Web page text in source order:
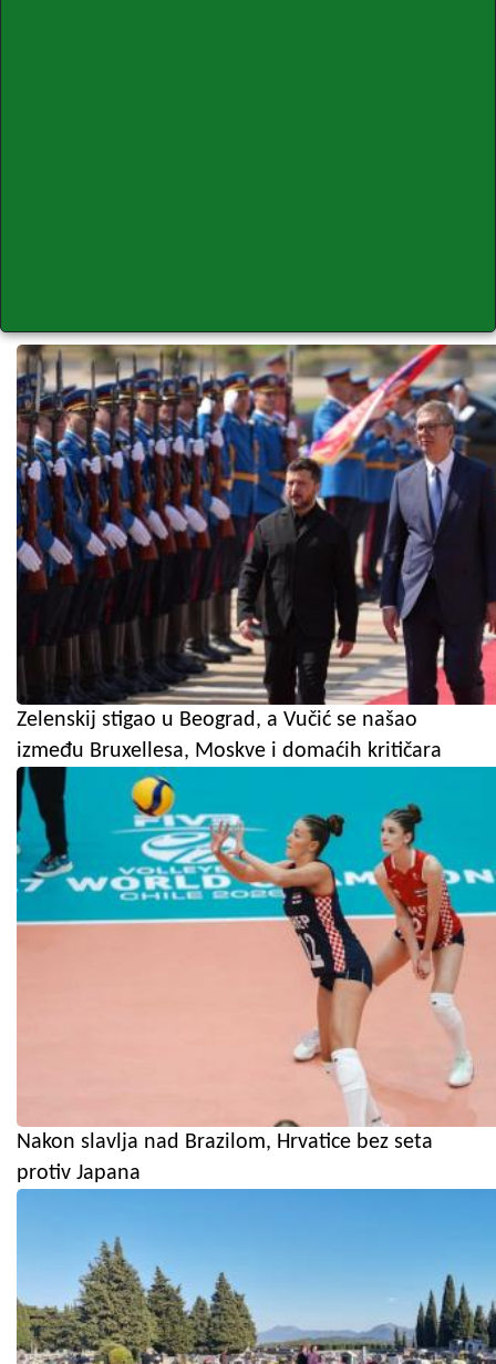
Zelenskij stigao u Beograd, a Vučić se našao
između Bruxellesa, Moskve i domaćih kritičara
Nakon slavlja nad Brazilom, Hrvatice bez seta
protiv Japana